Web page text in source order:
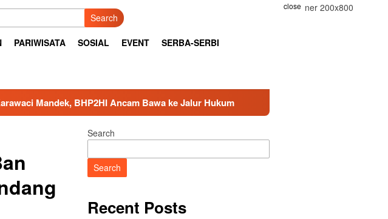
close
Search
PARIWISATA SOSIAL EVENT SERBA-SERBI
Ancam Bawa ke Jalur Hukum Kemnaker Berhasil Mediasi Perselisihan
Search
Search
Recent Posts